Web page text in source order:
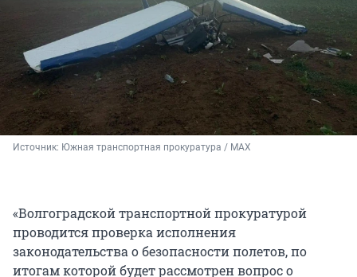
Источник: Южная транспортная прокуратура / MAX
«Волгоградской транспортной прокуратурой
проводится проверка исполнения
законодательства о безопасности полетов, по
итогам которой будет рассмотрен вопрос о